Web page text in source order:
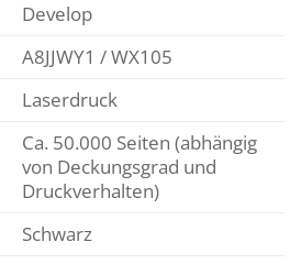
Develop
A8JJWY1 / WX105
Laserdruck
Ca. 50.000 Seiten (abhängig
von Deckungsgrad und
Druckverhalten)
Schwarz